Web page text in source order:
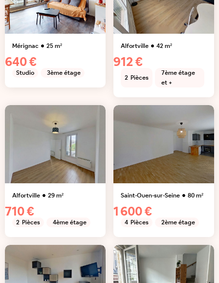
Mérignac 25m²
640 €
Studio 3ème étage
Alfortville 42m²
912 €
2 Pièces
7ème étage
et +
Alfortville 29m²
710 €
2 Pièces 4ème étage
Saint-Ouen-sur-Seine 80m²
1 600 €
4 Pièces 2ème étage